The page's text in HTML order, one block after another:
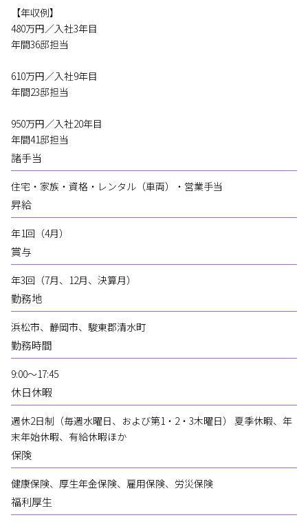
【年収例】
480万円／入社3年目
年間36邸担当
610万円／入社9年目
年間23邸担当
950万円／入社20年目
年間41邸担当
諸手当
住宅・家族・資格・レンタル（車両）・営業手当
昇給
年1回（4月）
賞与
年3回（7月、12月、決算月）
勤務地
浜松市、静岡市、駿東郡清水町
勤務時間
9:00～17:45
休日休暇
週休2日制（毎週水曜日、および第1・2・3木曜日） 夏季休暇、年
末年始休暇、有給休暇ほか
保険
健康保険、厚生年金保険、雇用保険、労災保険
福利厚生